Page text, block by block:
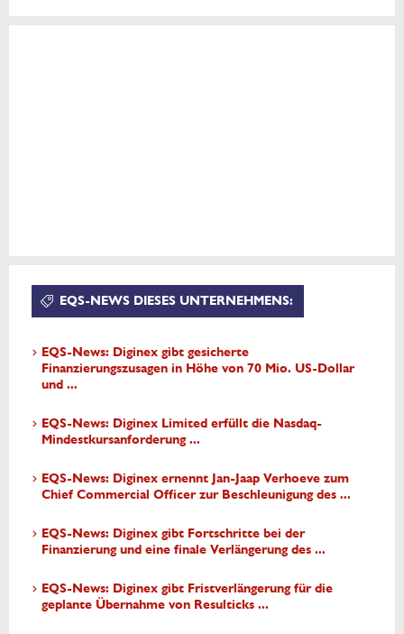
EQS-NEWS DIESES UNTERNEHMENS:
EQS-News: Diginex gibt gesicherte
Finanzierungszusagen in Höhe von 70 Mio. US-Dollar
und ...
EQS-News: Diginex Limited erfüllt die Nasdaq-
Mindestkursanforderung ...
EQS-News: Diginex ernennt Jan-Jaap Verhoeve zum
Chief Commercial Officer zur Beschleunigung des ...
EQS-News: Diginex gibt Fortschritte bei der
Finanzierung und eine finale Verlängerung des ...
EQS-News: Diginex gibt Fristverlängerung für die
geplante Übernahme von Resulticks ...